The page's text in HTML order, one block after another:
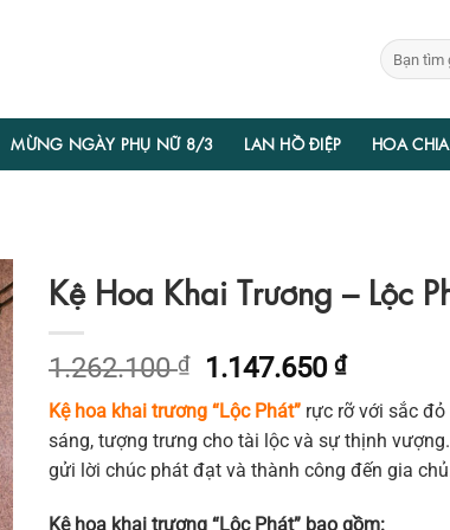
Tìm
kiếm:
MỪNG NGÀY PHỤ NỮ 8/3 LAN HỒ ĐIỆP HOA
Kệ Hoa Khai Trương – Lộc
1.262.100₫
Giá
gốc
là:
1.262.100 ₫.
1.147.650₫Giá
hiện
tại
là:
Kệ hoa khai trương “Lộc Phát” rực rỡ với sắc
sáng, tượng trưng cho tài lộc và sự thịnh
gửi lời chúc phát đạt và thành công đến gia
Kệ hoa khai trương “Lộc Phát” bao gồm: